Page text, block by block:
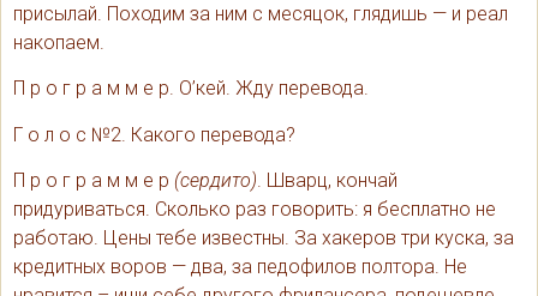
присылай. Походим за ним с месяцок, глядишь — и реал
накопаем.
П р о г р а м м е р. О’кей. Жду перевода.
Г о л о с №2. Какого перевода?
П р о г р а м м е р (сердито). Шварц, кончай
придуриваться. Сколько раз говорить: я бесплатно не
работаю. Цены тебе известны. За хакеров три куска, за
кредитных воров — два, за педофилов полтора. Не